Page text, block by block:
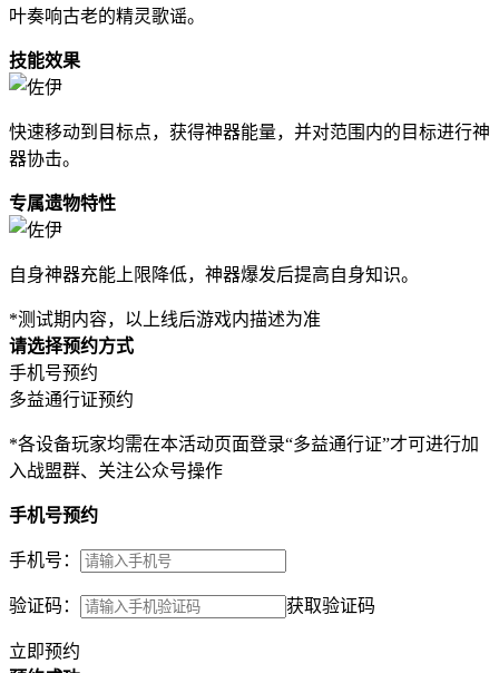
叶奏响古老的精灵歌谣。
技能效果
快速移动到目标点，获得神器能量，并对范围内的目标进行神
器协击。
专属遗物特性
自身神器充能上限降低，神器爆发后提高自身知识。
*测试期内容，以上线后游戏内描述为准
请选择预约方式
手机号预约
多益通行证预约
*各设备玩家均需在本活动页面登录“多益通行证”才可进行加
入战盟群、关注公众号操作
手机号预约
手机号：
验证码： 获取验证码
立即预约